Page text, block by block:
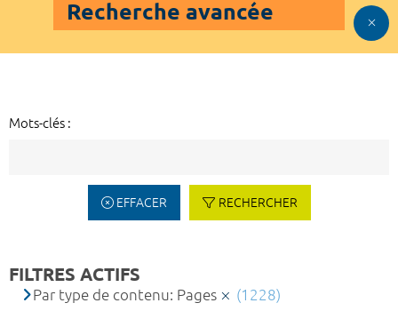
Recherche avancée
Mots-clés :
EFFACER RECHERCHER
FILTRES ACTIFS
Par type de contenu: Pages (1228)